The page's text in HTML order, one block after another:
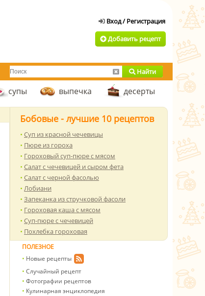
Добавить рецепт
Найти
супы выпечка десерты
Бобовые - лучшие 10 рецептов
Суп из красной чечевицы
Пюре из гороха
Гороховый суп-пюре с мясом
Салат с чечевицей и сыром фета
Салат с черной фасолью
Лобиани
Запеканка из стручковой фасоли
Гороховая каша с мясом
Суп-пюре с чечевицей
Похлебка гороховая
ПОЛЕЗНОЕ
Новые рецепты
Случайный рецепт
Фотографии рецептов
Кулинарная энциклопедия